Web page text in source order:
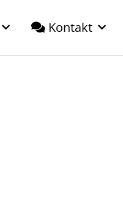
Kontakt